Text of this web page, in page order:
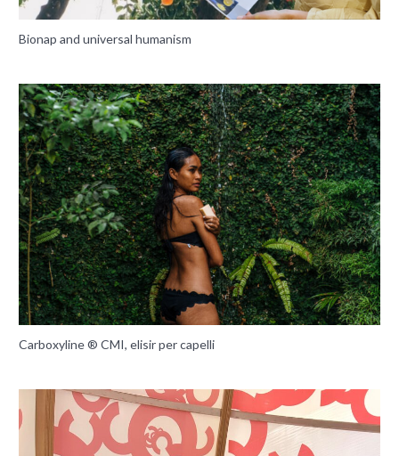
Bionap and universal humanism
Carboxyline ® CMI, elisir per capelli